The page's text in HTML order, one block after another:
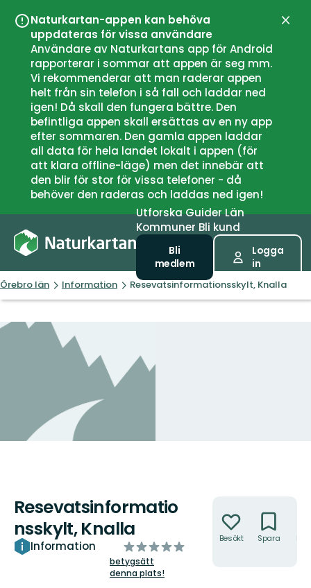
Naturkartan-appen kan behöva
uppdateras för vissa användare
Användare av Naturkartans app för Android
rapporterar i sommar att appen är seg mm.
Vi rekommenderar att man raderar appen
helt från sin telefon i så fall och laddar ned
igen! Då skall den fungera bättre. Den
befintliga appen skall ersättas av en ny app
efter sommaren. Den gamla appen laddar
all data för hela landet lokalt i appen (för
att klara offline-läge) men det innebär att
den blir för stor för vissa telefoner - då
behöver den raderas och laddas ned igen!
UtforskaGuiderLän
Kommuner Bli kund
Bli
medlem
Logga
in
Örebro län Information Resevatsinformationsskylt, Knalla
Resevatsinformatio
nsskylt, Knalla
Information
av
5
stjärnor
betygsätt
denna plats!
Besökt Spara